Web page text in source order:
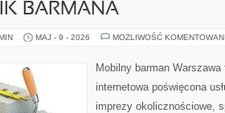
BARMANA
MAJ - 9 - 2026 MOŻLIWOŚĆ
Mobilny barman
internetowa poświęcona
imprezy okolicznościowe,